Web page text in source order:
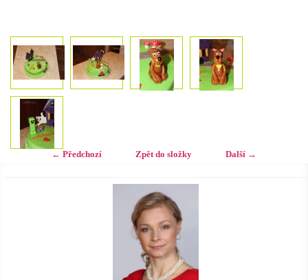
← Předchozí Další →
Zpět do složky